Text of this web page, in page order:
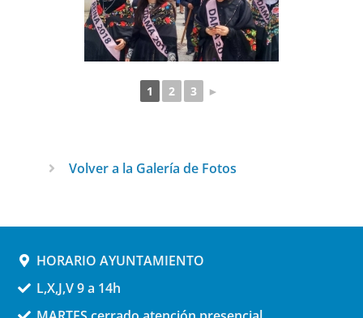
1 2 3 ►
Volver a la Galería de Fotos
HORARIO AYUNTAMIENTO
L,X,J,V 9 a 14h